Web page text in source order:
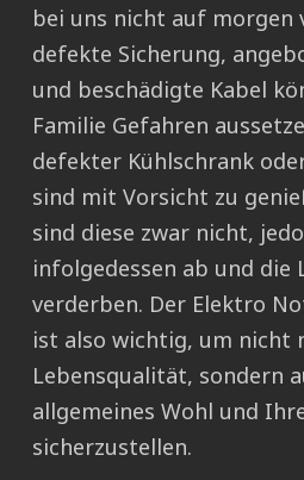
bei uns nicht auf morgen
defekte Sicherung,
und beschädigte Kabel
Familie Gefahren
defekter Kühlschrank
sind mit Vorsicht zu
sind diese zwar nicht,
infolgedessen ab und die
verderben. Der Elektro
ist also wichtig, um nicht
Lebensqualität, sondern
allgemeines Wohl und
sicherzustellen.